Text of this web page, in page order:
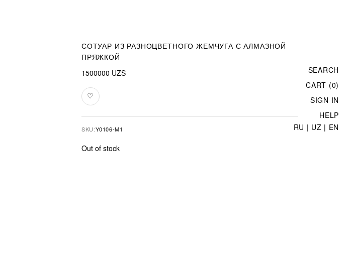
SEARCH
CART (0)
SIGN IN
HELP
RU | UZ | EN
СОТУАР ИЗ РАЗНОЦВЕТНОГО ЖЕМЧУГА С АЛМАЗНОЙ
ПРЯЖКОЙ
1500000 UZS
♡Add
to
SKU:Y0106-M1
Out of stock